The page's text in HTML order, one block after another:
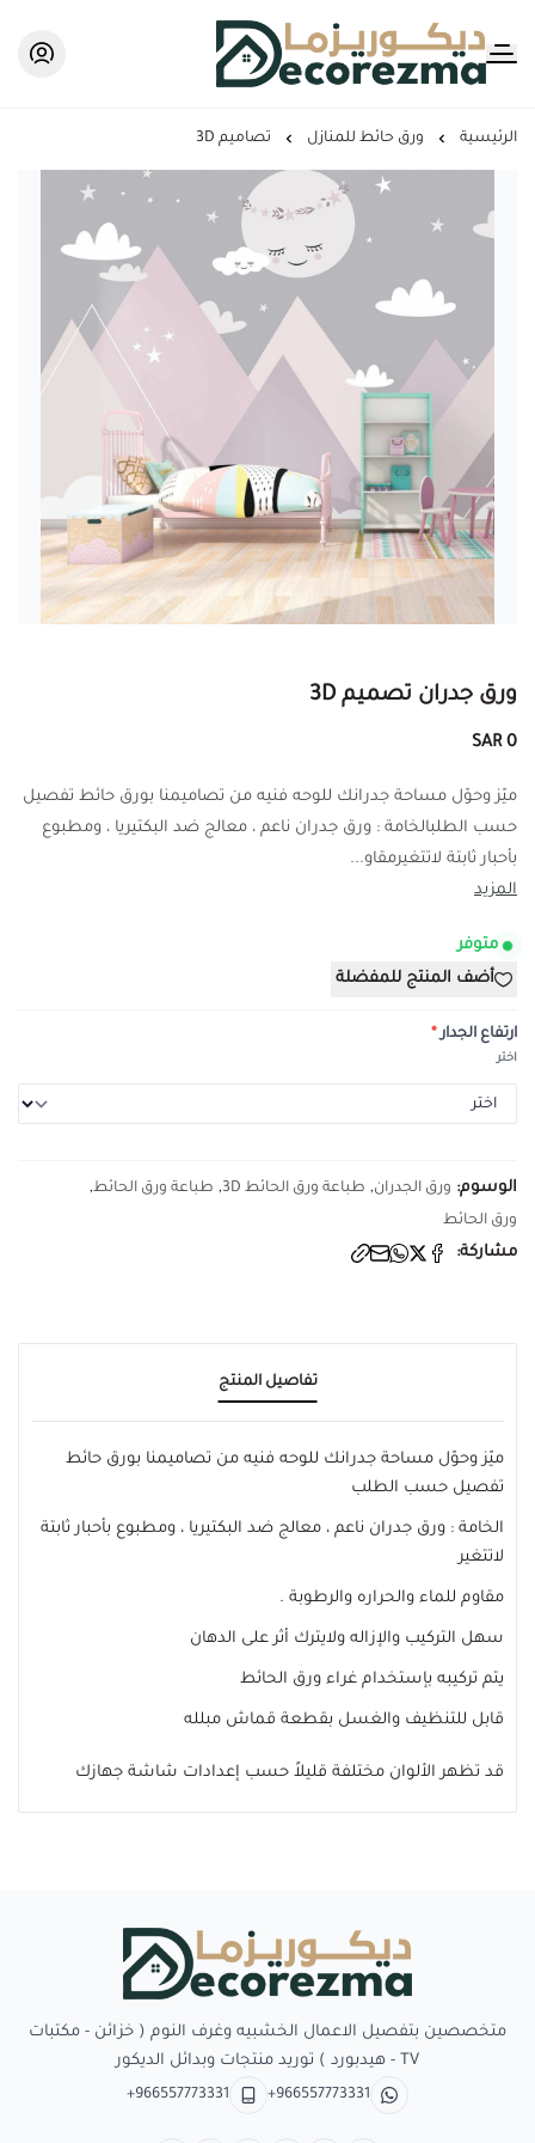
Decorezma
الرئيسية ورق حائط للمنازل تصاميم 3D
ورق جدران تصميم 3D
0 SAR
ميّز وحوّل مساحة جدرانك للوحه فنيه من تصاميمنا بورق حائط تفصيل
حسب الطلبالخامة : ورق جدران ناعم ، معالج ضد البكتيريا ، ومطبوع
بأحبار ثابتة لاتتغيرمقاو...
المزيد
متوفر
أضف المنتج للمفضلة
ارتفاع الجدار*
اختر
الوسوم: ورق الجدران, طباعة ورق الحائط 3D , طباعة ورق الحائط,
ورق الحائط
مشاركة:
تفاصيل المنتج
ميّز وحوّل مساحة جدرانك للوحه فنيه من تصاميمنا بورق حائط
تفصيل حسب الطلب
الخامة : ورق جدران ناعم ، معالج ضد البكتيريا ، ومطبوع بأحبار ثابتة
لاتتغير
مقاوم للماء والحراره والرطوبة .
سهل التركيب والإزاله ولايترك أثر على الدهان
يتم تركيبه بإستخدام غراء ورق الحائط
قابل للتنظيف والغسل بقطعة قماش مبلله
قد تظهر الألوان مختلفة قليلاً حسب إعدادات شاشة جهازك
متخصصين بتفصيل الاعمال الخشبيه وغرف النوم ( خزائن - مكتبات
TV - هيدبورد ) توريد منتجات وبدائل الديكور
+966557773331
+966557773331